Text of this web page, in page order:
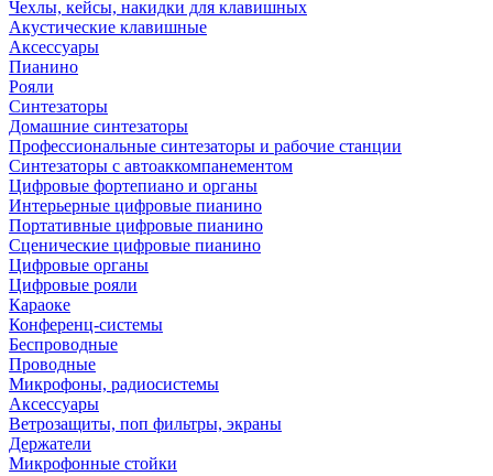
Чехлы, кейсы, накидки для клавишных
Акустические клавишные
Аксессуары
Пианино
Рояли
Синтезаторы
Домашние синтезаторы
Профессиональные синтезаторы и рабочие станции
Синтезаторы с автоаккомпанементом
Цифровые фортепиано и органы
Интерьерные цифровые пианино
Портативные цифровые пианино
Сценические цифровые пианино
Цифровые органы
Цифровые рояли
Караоке
Конференц-системы
Беспроводные
Проводные
Микрофоны, радиосистемы
Аксессуары
Ветрозащиты, поп фильтры, экраны
Держатели
Микрофонные стойки